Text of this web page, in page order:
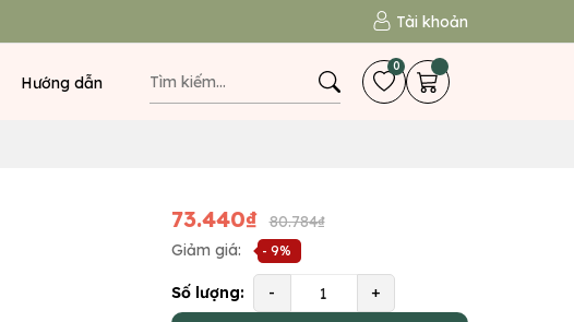
Tài khoản
Hướng dẫn
0
73.440₫
80.784₫
Giảm giá:
- 9%
Số lượng: - +